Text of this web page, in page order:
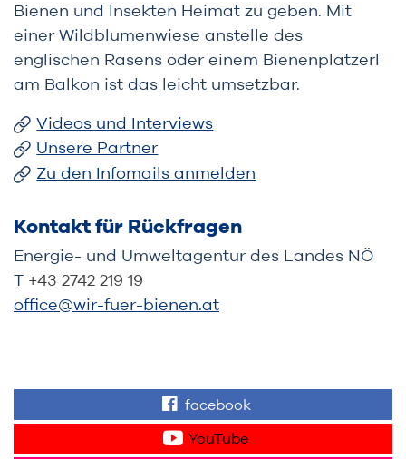
Bienen und Insekten Heimat zu geben. Mit
einer Wildblumenwiese anstelle des
englischen Rasens oder einem Bienenplatzerl
am Balkon ist das leicht umsetzbar.
Videos und Interviews
Unsere Partner
Zu den Infomails anmelden
Kontakt für Rückfragen
Energie- und Umweltagentur des Landes NÖ
T +43 2742 219 19
office@wir-fuer-bienen.at
Finden Sie "Wir für
facebook
Sehen Sie Videos
YouTube